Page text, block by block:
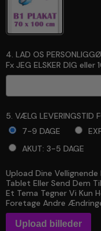
4. LAD OS
Fx JEG ELSKER DIG eller
5. VÆLG LEVERINGSTID
7-9 DAGE
AKUT: 3-5 DAGE
Selection will addto
Upload Dine
Tablet Eller Send Dem
Et Tema Tegner Vi Kun
Foretage Andre
Upload billeder